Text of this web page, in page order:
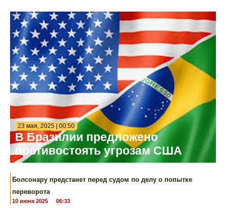
23 мая, 2025 | 00:50
В Бразилии предложено
противостоять угрозам США
Болсонару предстанет перед судом по делу о попытке
переворота
10 июня 2025 06:33